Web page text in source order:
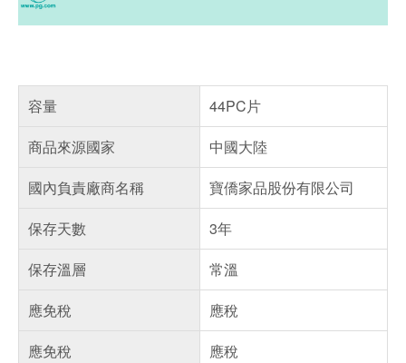
容量
44PC片
商品來源國家
中國大陸
國內負責廠商名稱
寶僑家品股份有限公司
保存天數
3年
保存溫層
常溫
應免稅
應稅
應免稅
應稅